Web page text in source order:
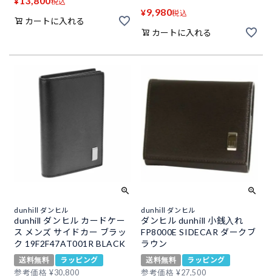
カートに入れる
¥9,980税込
カートに入れる
dunhill ダンヒル
dunhill ダンヒル カードケー
ス メンズ サイドカー ブラッ
ク 19F2F47AT001R BLACK
送料無料
ラッピング
参考価格 ¥30,800
dunhill ダンヒル
ダンヒル dunhill 小銭入れ
FP8000E SIDECAR ダークブ
ラウン
送料無料
ラッピング
参考価格 ¥27,500